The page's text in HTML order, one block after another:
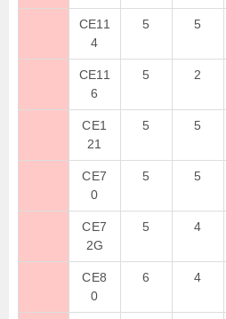
CE11
4
5 5
CE11
6
5 2
CE1
21
5 5
CE7
0
5 5
CE7
2G
5 4
CE8
0
6 4